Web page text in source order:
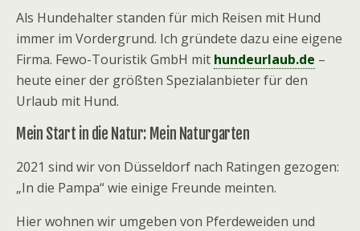
Als Hundehalter standen für mich Reisen mit Hund
immer im Vordergrund. Ich gründete dazu eine eigene
Firma. Fewo-Touristik GmbH mit hundeurlaub.de –
heute einer der größten Spezialanbieter für den
Urlaub mit Hund.
Mein Start in die Natur: Mein Naturgarten
2021 sind wir von Düsseldorf nach Ratingen gezogen:
„In die Pampa“ wie einige Freunde meinten.
Hier wohnen wir umgeben von Pferdeweiden und